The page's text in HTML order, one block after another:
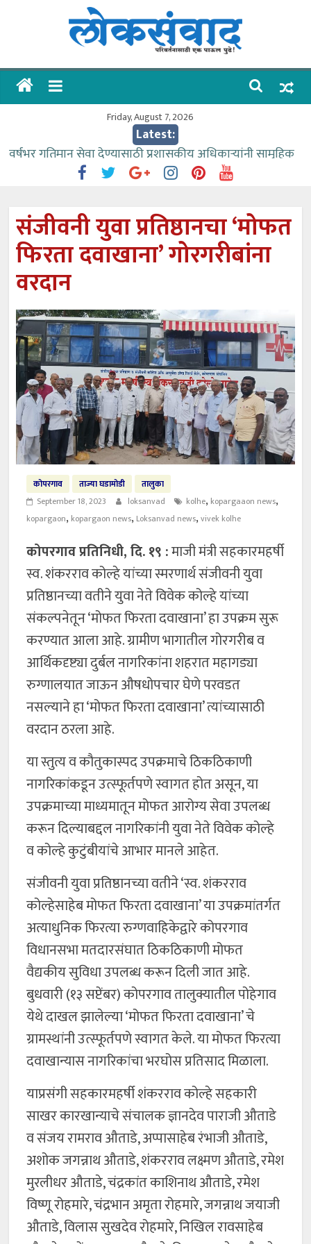
लोकसंवाद
ताज्या
Friday, August 7, 2026
Latest:
वर्षभर गतिमान सेवा देण्यासाठी प्रशासकीय अधिकाऱ्यांनी सामुहिक
प्रयत्न करावे – आमदार काळे
काळे
आत्मामालिक गुरूकूलाचे २२८ विद्यार्थी शिष्यवृत्तीस पात्र
ईच्छा आणि मेहनतीच्या बळावर यश मिळवता येते – शिवप्रसाद
पंडोरे
आमदार आशुतोष काळे यांचा वाढदिवस विविध सामाजिक
उपक्रमांनी साजरा
संजीवनी युवा प्रतिष्ठानचा ‘मोफत
फिरता दवाखाना’ गोरगरीबांना
वरदान
कोपरगाव ताज्या घडामोडी
तालुका
September 18, 2023
loksanvad kolhe, kopargaaon news,
kopargaon, kopargaon news, Loksanvad news,vivek kolhe
कोपरगाव प्रतिनिधी, दि. १९ :माजी मंत्री सहकारमहर्षी
स्व. शंकरराव कोल्हे यांच्या स्मरणार्थ संजीवनी युवा
प्रतिष्ठानच्या वतीने युवा नेते विवेक कोल्हे यांच्या
संकल्पनेतून ‘मोफत फिरता दवाखाना’ हा उपक्रम सुरू
करण्यात आला आहे. ग्रामीण भागातील गोरगरीब व
आर्थिकदृष्ट्या दुर्बल नागरिकांना शहरात महागड्या
रुग्णालयात जाऊन औषधोपचार घेणे परवडत
नसल्याने हा ‘मोफत फिरता दवाखाना’ त्यांच्यासाठी
वरदान ठरला आहे.
या स्तुत्य व कौतुकास्पद उपक्रमाचे ठिकठिकाणी
नागरिकांकडून उत्स्फूर्तपणे स्वागत होत असून, या
उपक्रमाच्या माध्यमातून मोफत आरोग्य सेवा उपलब्ध
करून दिल्याबद्दल नागरिकांनी युवा नेते विवेक कोल्हे
व कोल्हे कुटुंबीयांचे आभार मानले आहेत.
संजीवनी युवा प्रतिष्ठानच्या वतीने ‘स्व. शंकरराव
कोल्हेसाहेब मोफत फिरता दवाखाना’ या उपक्रमांतर्गत
अत्याधुनिक फिरत्या रुग्णवाहिकेद्वारे कोपरगाव
विधानसभा मतदारसंघात ठिकठिकाणी मोफत
वैद्यकीय सुविधा उपलब्ध करून दिली जात आहे.
बुधवारी (१३ सप्टेंबर) कोपरगाव तालुक्यातील पोहेगाव
येथे दाखल झालेल्या ‘मोफत फिरता दवाखाना’ चे
ग्रामस्थांनी उत्स्फूर्तपणे स्वागत केले. या मोफत फिरत्या
दवाखान्यास नागरिकांचा भरघोस प्रतिसाद मिळाला.
याप्रसंगी सहकारमहर्षी शंकरराव कोल्हे सहकारी
साखर कारखान्याचे संचालक ज्ञानदेव पाराजी औताडे
व संजय रामराव औताडे, अप्पासाहेब रंभाजी औताडे,
अशोक जगन्नाथ औताडे, शंकरराव लक्ष्मण औताडे, रमेश
मुरलीधर औताडे, चंद्रकांत काशिनाथ औताडे, रमेश
विष्णू रोहमारे, चंद्रभान अमृता रोहमारे, जगन्नाथ जयाजी
औताडे, विलास सुखदेव रोहमारे, निखिल रावसाहेब